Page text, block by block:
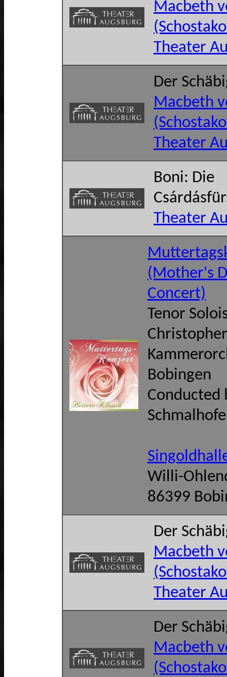
Macbeth
Theater
Der
Macbeth
Theater
Boni: Die
Theater
(Mother's
Concert)
Tenor
Bobingen
Conducted
Willi-
86399
Der
Macbeth
Theater
Der
Macbeth